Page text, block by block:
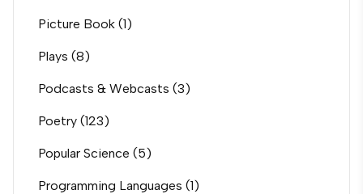
Picture Book (1)
Plays (8)
Podcasts & Webcasts (3)
Poetry (123)
Popular Science (5)
Programming Languages (1)